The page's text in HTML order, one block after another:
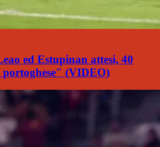
ed Estupinan attesi, 40
(VIDEO)